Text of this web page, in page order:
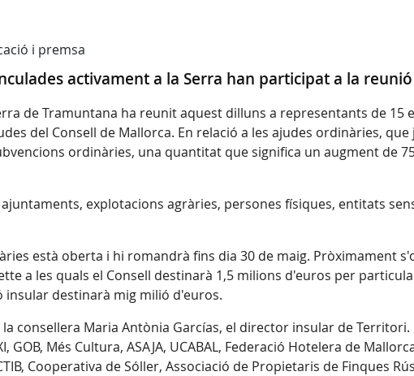
i premsa
activament a la Serra han participat a la
de Tramuntana ha reunit aquest dilluns a representants de 15
del Consell de Mallorca. En relació a les ajudes ordinàries,
ordinàries, una quantitat que significa un augment de
explotacions agràries, persones físiques, entitats
està oberta i hi romandrà fins dia 30 de maig. Pròximament
a les quals el Consell destinarà 1,5 milions d'euros per
insular destinarà mig milió d'euros.
consellera Maria Antònia Garcías, el director insular de
GOB, Més Cultura, ASAJA, UCABAL, Federació Hotelera de
Cooperativa de Sóller, Associació de Propietaris de Finques